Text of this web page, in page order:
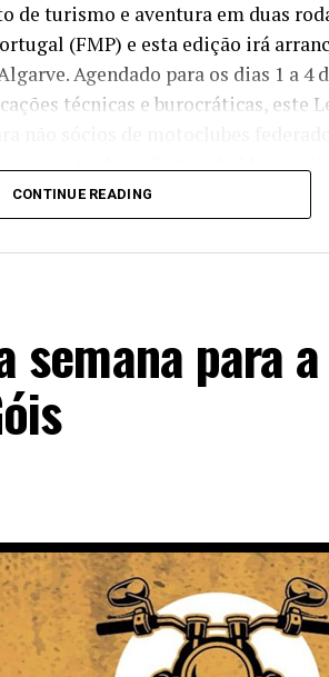
de turismo e aventura em duas
(FMP) e esta edição irá
Agendado para os dias 1 a 4
técnicas e burocráticas, este
não tenham Cartão de
basta consultar a página oficial do
CONTINUE READING
semana para a